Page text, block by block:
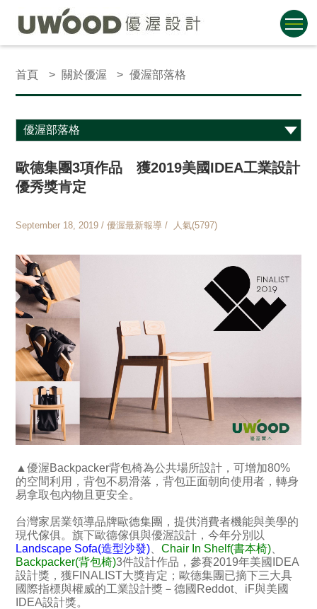
首頁 關於優渥 優渥部落格
歐德集團3項作品 獲2019美國IDEA工業設計
優秀獎肯定
September 18, 2019 / 優渥最新報導 / 人氣(5797)
▲優渥Backpacker背包椅為公共場所設計，可增加80%
的空間利用，背包不易滑落，背包正面朝向使用者，轉身
易拿取包內物且更安全。
台灣家居業領導品牌歐德集團，提供消費者機能與美學的
現代傢俱。旗下歐德傢俱與優渥設計，今年分別以
Landscape Sofa(造型沙發) 、Chair In Shelf(書本椅)
Backpacker(背包椅)3件設計作品，參賽2019年美國IDEA
設計獎，獲FINALIST大獎肯定；歐德集團已摘下三大具
國際指標與權威的工業設計獎－德國Reddot、iF與美國
IDEA設計獎。